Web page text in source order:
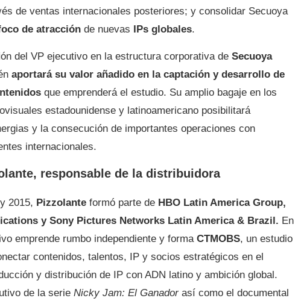
de ventas internacionales posteriores; y consolidar Secuoya
de atracción de nuevas IPs globales.
del VP ejecutivo en la estructura corporativa de Secuoya
aportará su valor añadido en la captación y desarrollo de
que emprenderá el estudio. Su amplio bagaje en los
estadounidense y latinoamericano posibilitará
y la consecución de importantes operaciones con
internacionales.
responsable de la distribuidora
2015, Pizzolante formó parte de HBO Latin America Group,
y Sony Pictures Networks Latin America & Brazil. En
emprende rumbo independiente y forma CTMOBS, un estudio
contenidos, talentos, IP y socios estratégicos en el
y distribución de IP con ADN latino y ambición global.
de la serie Nicky Jam: El Ganadorasí como el documental